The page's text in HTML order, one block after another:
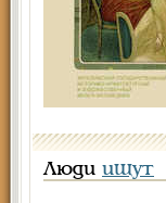
Люди ищут